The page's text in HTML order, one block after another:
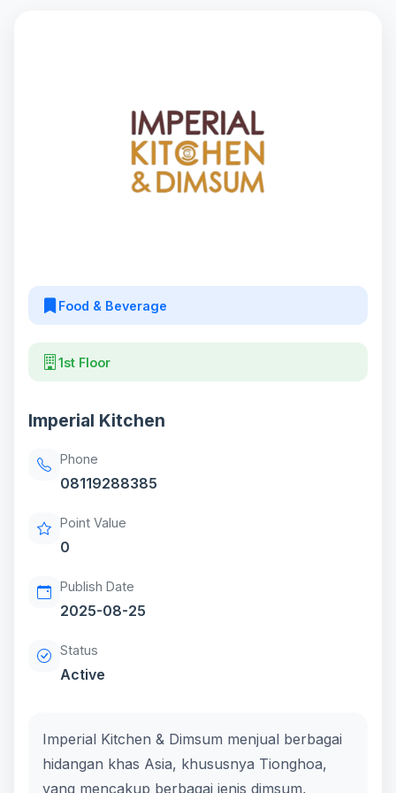
Food & Beverage
1st Floor
Imperial Kitchen
Phone
08119288385
Point Value
0
Publish Date
2025-08-25
Status
Active
Imperial Kitchen & Dimsum menjual berbagai
hidangan khas Asia, khususnya Tionghoa,
yang mencakup berbagai jenis dimsum,